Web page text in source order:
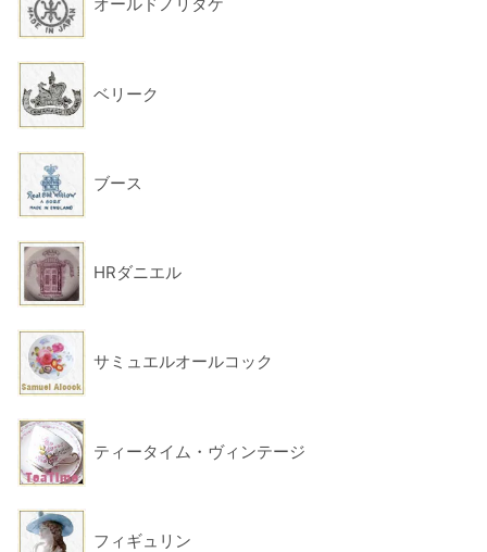
オールドノリタケ
ベリーク
ブース
HRダニエル
サミュエルオールコック
ティータイム・ヴィンテージ
フィギュリン